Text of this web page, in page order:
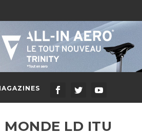
LD ITU